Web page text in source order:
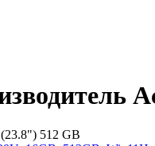
512 GB